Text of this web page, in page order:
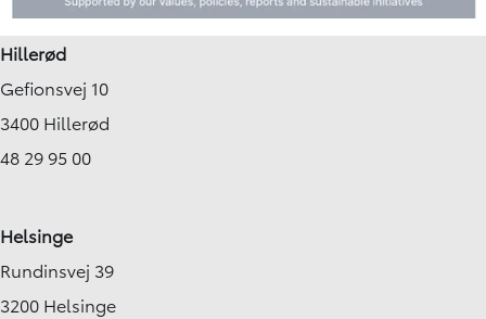
Hillerød
Gefionsvej 10
3400 Hillerød
48 29 95 00
Helsinge
Rundinsvej 39
3200 Helsinge